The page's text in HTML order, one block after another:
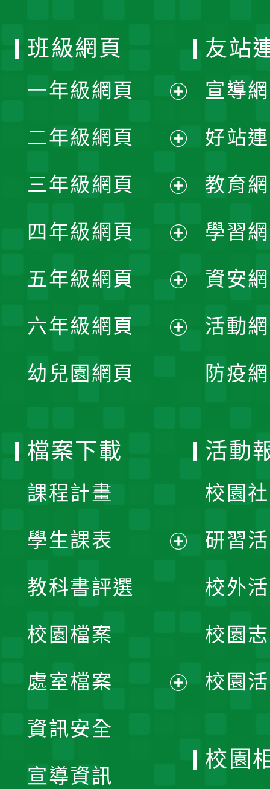
班級網頁
一年級網頁
開
選
單
二年級網頁
開
選
單
三年級網頁
開
選
單
四年級網頁
開
選
五年級網頁
開
六年級網頁
幼兒園網頁
友站
宣導
好站
教育
學習
資安
活動
防疫
檔案下載
課程計畫
學生課表
單
教科書評選
校園檔案
處室檔案
資訊安全
宣導資訊
活動
校園
研習
校外
校園
校園
校園